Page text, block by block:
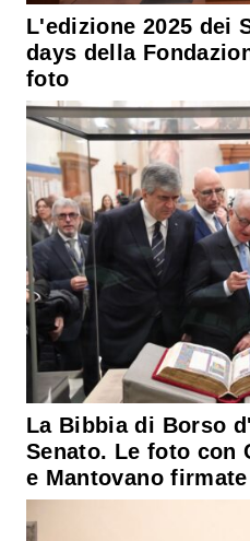
L'edizione 2025 dei
days della
foto
La Bibbia di Borso
Senato. Le foto con
e Mantovano